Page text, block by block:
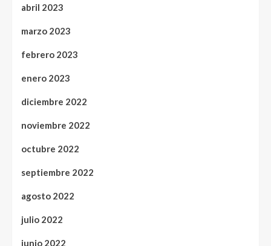
abril 2023
marzo 2023
febrero 2023
enero 2023
diciembre 2022
noviembre 2022
octubre 2022
septiembre 2022
agosto 2022
julio 2022
junio 2022